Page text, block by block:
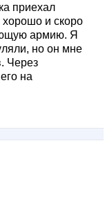
приехал
и скоро
армию. Я
но он мне
Через
на